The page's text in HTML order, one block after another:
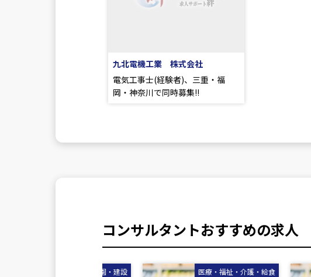
九北電機工業 株式会社
電気工事士(経験者)、三重・福
岡・神奈川で同時募集!!
コンサルタントおすすめの求人
医療・福祉・介護・給食